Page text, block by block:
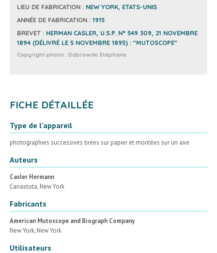
LIEU DE FABRICATION : NEW YORK, ETATS-UNIS
ANNÉE DE FABRICATION : 1915
BREVET : HERMAN CASLER, U.S.P. N° 549 309, 21 NOVEMBRE
1894 (DÉLIVRÉ LE 5 NOVEMBRE 1895) : "MUTOSCOPE"
Copyright photo : Dabrowski Stéphane
FICHE DÉTAILLÉE
Type de l'appareil
photographies successives tirées sur papier et montées sur un axe
Auteurs
Casler Hermann
Canastota, New York
Fabricants
American Mutoscope and Biograph Company
New York, New York
Utilisateurs